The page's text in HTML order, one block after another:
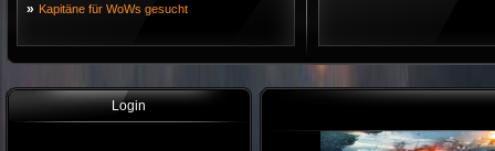
» Kapitäne für WoWs gesucht
Login